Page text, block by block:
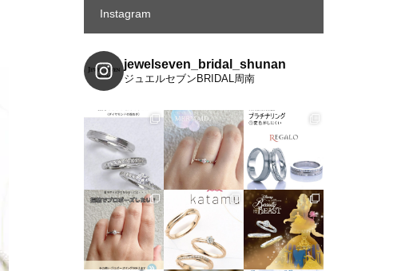
Instagram
jewelseven_bridal_shunan
ジュエルセブンBRIDAL周南